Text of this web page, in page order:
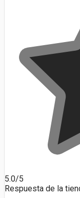
5.0/5
Respuesta de la